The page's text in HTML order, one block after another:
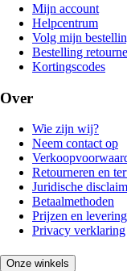
Mijn account
Helpcentrum
Volg mijn
Bestelling
Kortingscodes
Over
Wie zijn wij?
Neem contact op
Retourneren en
Juridische
Betaalmethoden
Prijzen en
Privacy verklaring
Onze winkels